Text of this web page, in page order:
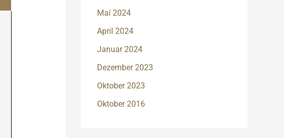
Mai 2024
April 2024
Januar 2024
Dezember 2023
Oktober 2023
Oktober 2016